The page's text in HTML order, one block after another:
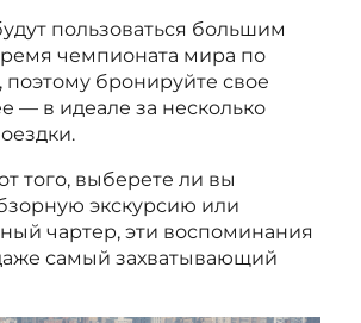
пользоваться большим
чемпионата мира по
поэтому бронируйте свое
— в идеале за несколько
того, выберете ли вы
экскурсию или
чартер, эти воспоминания
самый захватывающий